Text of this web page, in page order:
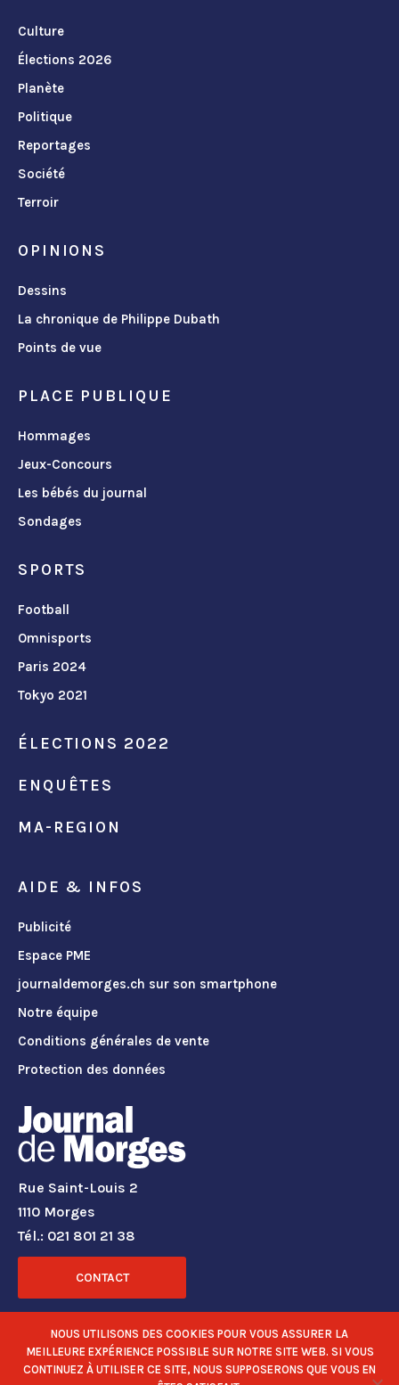
Culture
Élections 2026
Planète
Politique
Reportages
Société
Terroir
OPINIONS
Dessins
La chronique de Philippe Dubath
Points de vue
PLACE PUBLIQUE
Hommages
Jeux-Concours
Les bébés du journal
Sondages
SPORTS
Football
Omnisports
Paris 2024
Tokyo 2021
ÉLECTIONS 2022
ENQUÊTES
MA-REGION
AIDE & INFOS
Publicité
Espace PME
journaldemorges.ch sur son smartphone
Notre équipe
Conditions générales de vente
Protection des données
Rue Saint-Louis 2
1110 Morges
Tél.: 021 801 21 38
CONTACT
RÉSEAUX SOCIAUX
NOUS UTILISONS DES COOKIES POUR VOUS ASSURER LA
MEILLEURE EXPÉRIENCE POSSIBLE SUR NOTRE SITE WEB. SI VOUS
CONTINUEZ À UTILISER CE SITE, NOUS SUPPOSERONS QUE VOUS EN